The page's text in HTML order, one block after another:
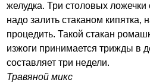
желудка. Три столовых
надо залить стаканом кипятка,
процедить. Такой стакан
изжоги принимается трижды в
составляет три недели.
Травяной микс